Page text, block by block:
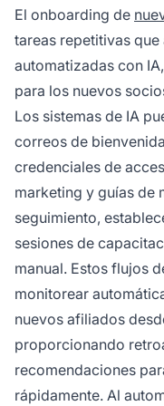
El onboarding de
tareas repetitivas
automatizadas con
para los nuevos
Los sistemas de IA
correos de
credenciales de
marketing y guías de
seguimiento,
sesiones de
manual. Estos flujos
monitorear
nuevos afiliados
proporcionando
recomendaciones
rápidamente. Al